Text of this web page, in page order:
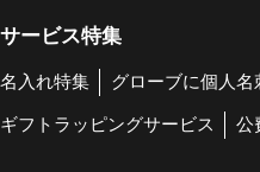
サービス特集
名入れ特集 グローブに個人名
ギフトラッピングサービス 公